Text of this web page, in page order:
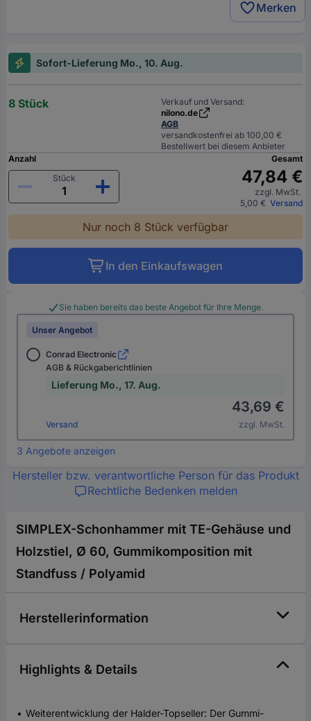
Merken
Sofort-Lieferung Mo., 10. Aug.
8 Stück
Verkauf und Versand:
nilono.de
AGB
versandkostenfrei ab 100,00 €
Bestellwert bei diesem Anbieter
Anzahl
Stück
Gesamt
47,84 €
zzgl. MwSt.
5,00 € Versand
Nur noch 8 Stück verfügbar
In den Einkaufswagen
Sie haben bereits das beste Angebot für Ihre Menge.
Unser Angebot
Conrad Electronic
AGB & Rückgaberichtlinien
Lieferung Mo., 17. Aug.
Versand
43,69 €
zzgl. MwSt.
3 Angebote anzeigen
Hersteller bzw. verantwortliche Person für das Produkt
Rechtliche Bedenken melden
SIMPLEX-Schonhammer mit TE-Gehäuse und
Holzstiel, Ø 60, Gummikomposition mit
Standfuss / Polyamid
Herstellerinformation
Highlights & Details
Weiterentwicklung der Halder-Topseller: Der Gummi-